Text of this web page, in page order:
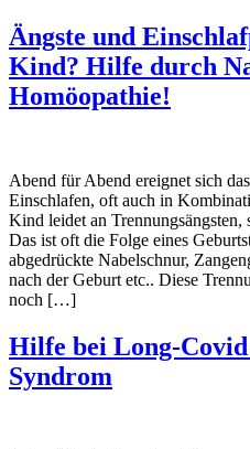
Ängste und
Kind? Hilfe durch
Homöopathie!
Abend für Abend ereignet sich
Einschlafen, oft auch in
Kind leidet an Trennungsängsten,
Das ist oft die Folge eines
abgedrückte Nabelschnur,
nach der Geburt etc.. Diese
noch […]
Hilfe bei Long-
Syndrom